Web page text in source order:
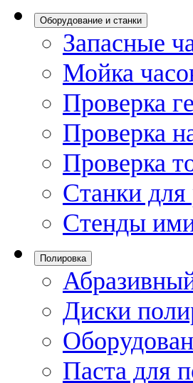
Оборудование и станки
Запасные
Мойка
Проверка
Проверка
Проверка
Станки для
Стенды
Полировка
Диски
Паста для